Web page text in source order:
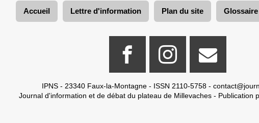
Accueil Lettre d'information Plan du site Glossaire
IPNS - 23340 Faux-la-Montagne - ISSN 2110-5758 -
Journal d'information et de débat du plateau de Millevaches - Publication